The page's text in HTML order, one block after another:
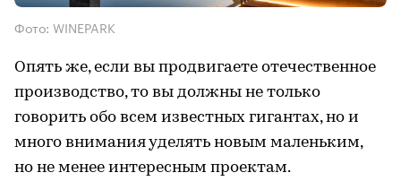
Фото: WINEPARK
Опять же, если вы продвигаете отечественное
производство, то вы должны не только
говорить обо всем известных гигантах, но и
много внимания уделять новым маленьким,
но не менее интересным проектам.